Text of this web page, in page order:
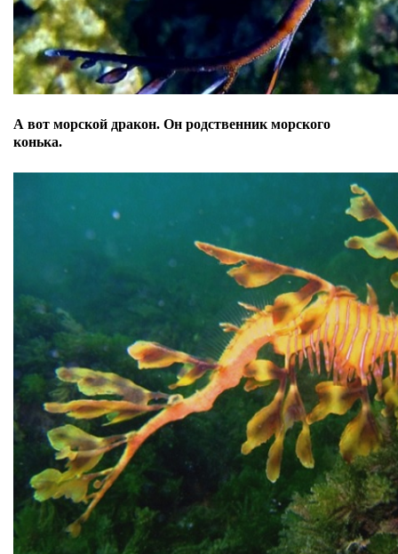
А вот морской дракон. Он родственник морского
конька.